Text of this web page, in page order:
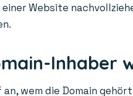
Website
Inhaber
wem die Domain